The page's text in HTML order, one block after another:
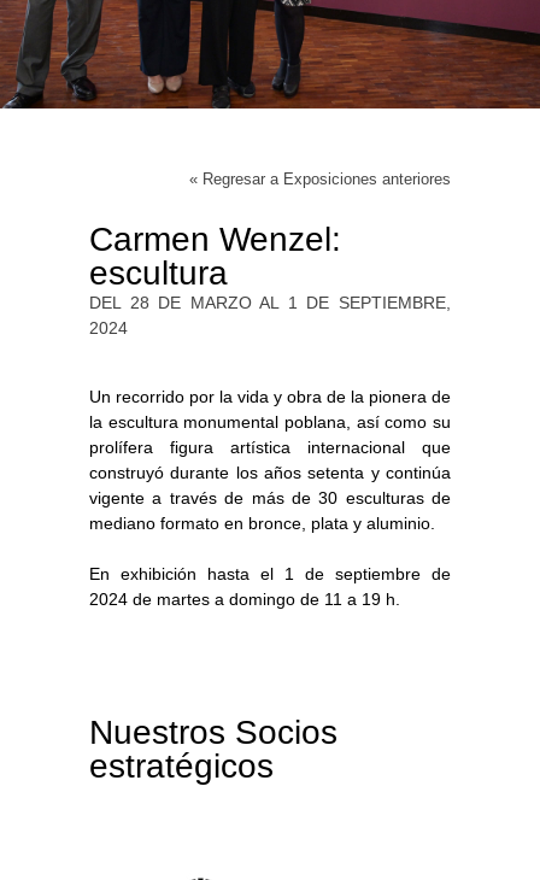
« Regresar a Exposiciones anteriores
Carmen Wenzel:
escultura
DEL 28 DE MARZO AL 1 DE SEPTIEMBRE,
2024
Un recorrido por la vida y obra de la pionera de
la escultura monumental poblana, así como su
prolífera figura artística internacional que
construyó durante los años setenta y continúa
vigente a través de más de 30 esculturas de
mediano formato en bronce, plata y aluminio.
En exhibición hasta el 1 de septiembre de
2024 de martes a domingo de 11 a 19 h.
Nuestros Socios
estratégicos